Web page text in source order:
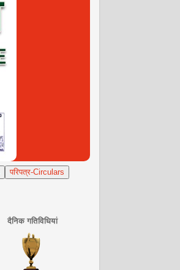
परिपत्र-Circulars
दैनिक गतिविधियां